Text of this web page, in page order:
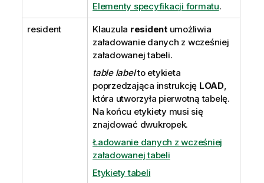
Elementy specyfikacji formatu.
resident Klauzula residentumożliwia
załadowanie danych z wcześniej
załadowanej tabeli.
table labelto etykieta
poprzedzająca instrukcję LOAD,
która utworzyła pierwotną tabelę.
Na końcu etykiety musi się
znajdować dwukropek.
Ładowanie danych z wcześniej
załadowanej tabeli
Etykiety tabeli